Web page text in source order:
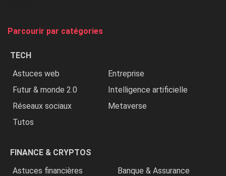
Parcourir par catégories
TECH
Astuces web
Entreprise
Futur & monde 2.0
Intelligence artificielle
Réseaux sociaux
Metaverse
Tutos
FINANCE & CRYPTOS
Astuces financières
Banque & Assurance